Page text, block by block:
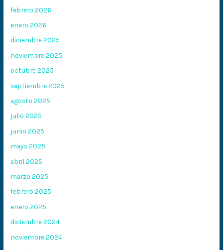
febrero 2026
enero 2026
diciembre 2025
noviembre 2025
octubre 2025
septiembre 2025
agosto 2025
julio 2025
junio 2025
mayo 2025
abril 2025
marzo 2025
febrero 2025
enero 2025
diciembre 2024
noviembre 2024